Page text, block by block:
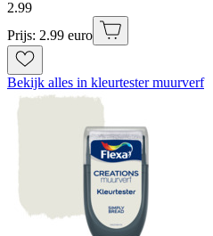
2.99
Prijs: 2.99 euro
Bekijk alles in kleurtester muurverf